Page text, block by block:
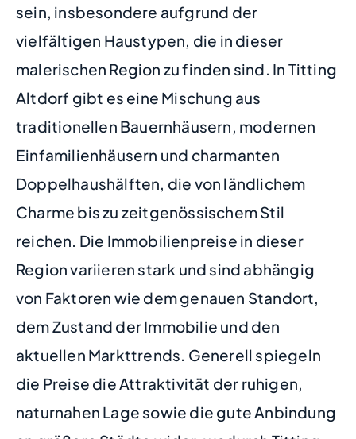
sein, insbesondere aufgrund der
vielfältigen Haustypen, die in dieser
malerischen Region zu finden sind. In Titting
Altdorf gibt es eine Mischung aus
traditionellen Bauernhäusern, modernen
Einfamilienhäusern und charmanten
Doppelhaushälften, die von ländlichem
Charme bis zu zeitgenössischem Stil
reichen. Die Immobilienpreise in dieser
Region variieren stark und sind abhängig
von Faktoren wie dem genauen Standort,
dem Zustand der Immobilie und den
aktuellen Markttrends. Generell spiegeln
die Preise die Attraktivität der ruhigen,
naturnahen Lage sowie die gute Anbindung